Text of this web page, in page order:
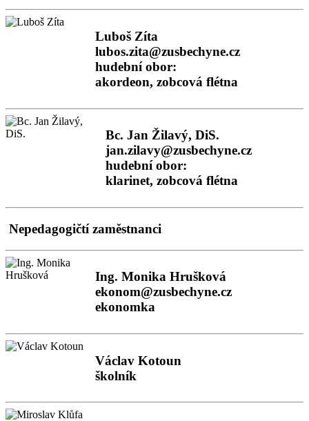
Luboš Zíta
lubos.zita@zusbechyne.cz
hudební obor:
akordeon, zobcová flétna
Bc. Jan Žilavý, DiS.
jan.zilavy@zusbechyne.cz
hudební obor:
klarinet, zobcová flétna
Nepedagogičtí zaměstnanci
Ing. Monika Hrušková
ekonom@zusbechyne.cz
ekonomka
Václav Kotoun
školník